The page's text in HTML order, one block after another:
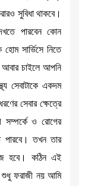
সুবিধা থাকবে।
পারবেন কোন
সার্ভিসে নিতে
আবার চাইলে আপনি
সেবাটাকে একদম
সেবার ক্ষেত্রে
সম্পর্কে ও রোগের
পারবে। তখন তার
হবে। কঠিন এই
শুধু ফরাজী নয় আমি